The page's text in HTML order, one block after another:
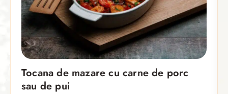
Tocana de mazare cu carne de porc
sau de pui